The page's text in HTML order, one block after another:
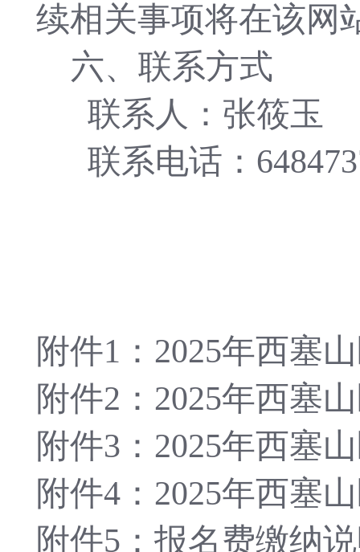
续相关事项将在该网
六、联系方式
联系人：张筱玉
联系电话：
附件1：2025年西塞
附件2：2025年西塞
附件3：2025年西塞
附件4：2025年西塞
附件5：报名费缴纳